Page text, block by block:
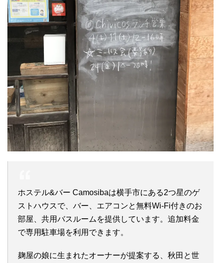
ホステル&バー Camosibaは横手市にある2つ星のゲ
ストハウスで、バー、エアコンと無料Wi-Fi付きのお
部屋、共用バスルームを提供しています。追加料金
で専用駐車場を利用できます。
麹屋の娘に生まれたオーナーが提案する、秋田と世